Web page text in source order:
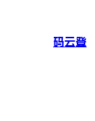
码云登